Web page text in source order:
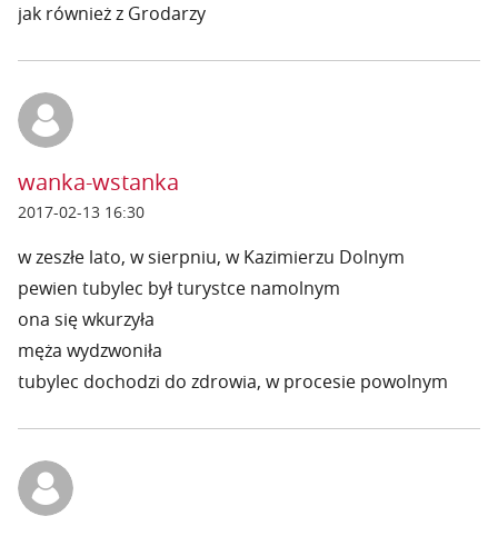
jak również z Grodarzy
wanka-wstanka
2017-02-13 16:30
w zeszłe lato, w sierpniu, w Kazimierzu Dolnym
pewien tubylec był turystce namolnym
ona się wkurzyła
męża wydzwoniła
tubylec dochodzi do zdrowia, w procesie powolnym